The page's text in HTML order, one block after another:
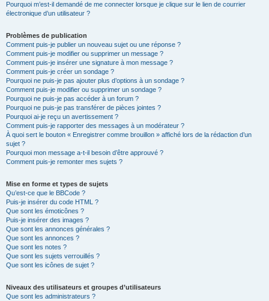
Pourquoi m’est-il demandé de me connecter lorsque je clique sur le lien de courrier
électronique d’un utilisateur ?
Problèmes de publication
Comment puis-je publier un nouveau sujet ou une réponse ?
Comment puis-je modifier ou supprimer un message ?
Comment puis-je insérer une signature à mon message ?
Comment puis-je créer un sondage ?
Pourquoi ne puis-je pas ajouter plus d’options à un sondage ?
Comment puis-je modifier ou supprimer un sondage ?
Pourquoi ne puis-je pas accéder à un forum ?
Pourquoi ne puis-je pas transférer de pièces jointes ?
Pourquoi ai-je reçu un avertissement ?
Comment puis-je rapporter des messages à un modérateur ?
À quoi sert le bouton « Enregistrer comme brouillon » affiché lors de la rédaction d’un
sujet ?
Pourquoi mon message a-t-il besoin d’être approuvé ?
Comment puis-je remonter mes sujets ?
Mise en forme et types de sujets
Qu’est-ce que le BBCode ?
Puis-je insérer du code HTML ?
Que sont les émoticônes ?
Puis-je insérer des images ?
Que sont les annonces générales ?
Que sont les annonces ?
Que sont les notes ?
Que sont les sujets verrouillés ?
Que sont les icônes de sujet ?
Niveaux des utilisateurs et groupes d’utilisateurs
Que sont les administrateurs ?